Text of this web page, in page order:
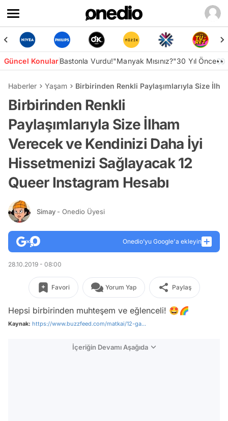
Güncel KonularBastonla Vurdu!"Manyak Mısınız?"30 Yıl Önce👀
Haberler Yaşam Birbirinden Renkli Paylaşımlarıyla Size
Birbirinden Renkli
Paylaşımlarıyla Size İlham
Verecek ve Kendinizi Daha İyi
Hissetmenizi Sağlayacak 12
Queer Instagram Hesabı
Simay - Onedio Üyesi
Onedio’yu Google'a ekleyin
28.10.2019 - 08:00
Favori Yorum Yap Paylaş
Hepsi birbirinden muhteşem ve eğlenceli! 🤩🌈
Kaynak: https://www.buzzfeed.com/matkai/12-ga...
İçeriğin Devamı Aşağıda